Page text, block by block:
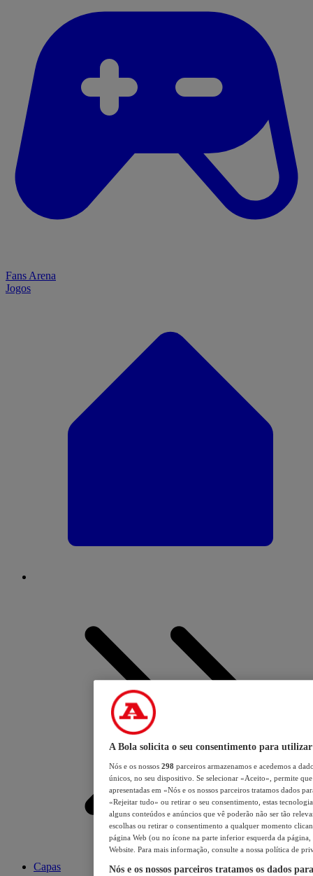
Fans Arena
Jogos
Capas
A Bola solicita o seu consentimento para utilizar
Nós e os nossos 298 parceiros armazenamos e acedemos a
únicos, no seu dispositivo. Se selecionar «Aceito», permite
apresentadas em «Nós e os nossos parceiros tratamos dados
«Rejeitar tudo» ou retirar o seu consentimento, estas
alguns conteúdos e anúncios que vê poderão não ser tão
escolhas ou retirar o consentimento a qualquer momento
página Web (ou no ícone na parte inferior esquerda da página,
Website. Para mais informação, consulte a nossa política de
Nós e os nossos parceiros tratamos os dados